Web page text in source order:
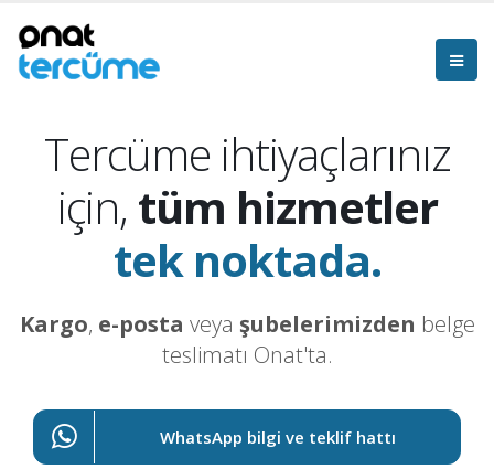
Tercüme ihtiyaçlarınız
için, tüm hizmetler
tek noktada.
Kargo, e-posta veya şubelerimizden belge
teslimatı Onat'ta.
WhatsApp bilgi ve teklif hattı